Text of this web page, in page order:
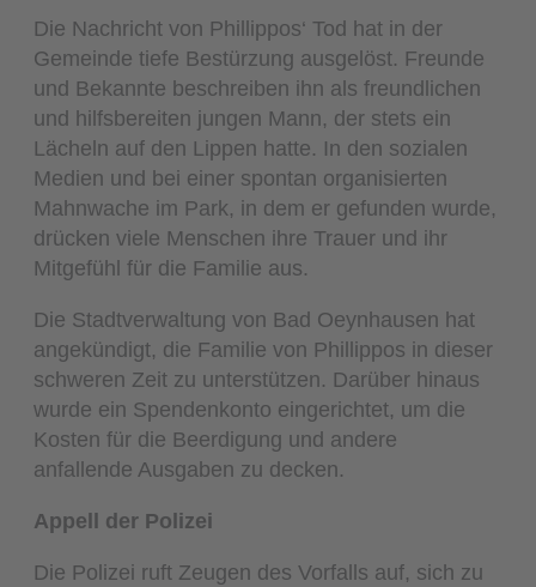
Die Nachricht von Phillippos‘ Tod hat in der
Gemeinde tiefe Bestürzung ausgelöst. Freunde
und Bekannte beschreiben ihn als freundlichen
und hilfsbereiten jungen Mann, der stets ein
Lächeln auf den Lippen hatte. In den sozialen
Medien und bei einer spontan organisierten
Mahnwache im Park, in dem er gefunden wurde,
drücken viele Menschen ihre Trauer und ihr
Mitgefühl für die Familie aus.
Die Stadtverwaltung von Bad Oeynhausen hat
angekündigt, die Familie von Phillippos in dieser
schweren Zeit zu unterstützen. Darüber hinaus
wurde ein Spendenkonto eingerichtet, um die
Kosten für die Beerdigung und andere
anfallende Ausgaben zu decken.
Appell der Polizei
Die Polizei ruft Zeugen des Vorfalls auf, sich zu